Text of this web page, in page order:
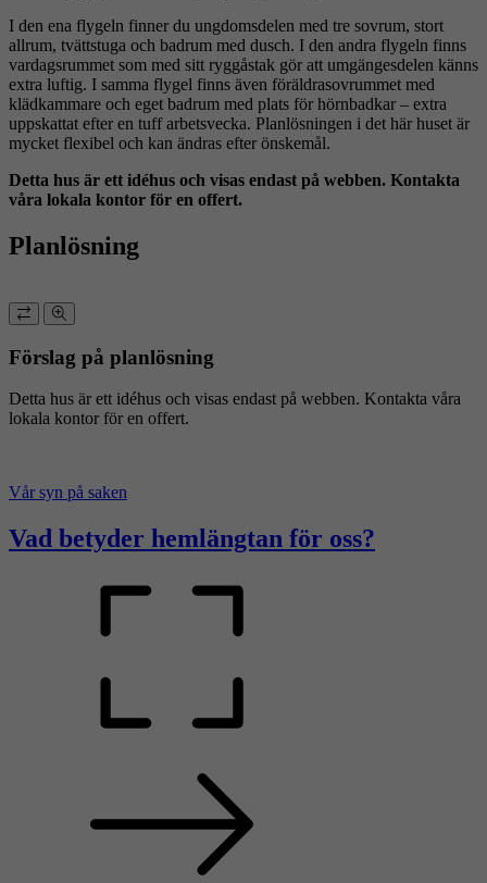
I den ena flygeln finner du ungdomsdelen med tre sovrum, stort
allrum, tvättstuga och badrum med dusch. I den andra flygeln finns
vardagsrummet som med sitt ryggåstak gör att umgängesdelen känns
extra luftig. I samma flygel finns även föräldrasovrummet med
klädkammare och eget badrum med plats för hörnbadkar – extra
uppskattat efter en tuff arbetsvecka. Planlösningen i det här huset är
mycket flexibel och kan ändras efter önskemål.
Detta hus är ett idéhus och visas endast på webben. Kontakta
våra lokala kontor för en offert.
Planlösning
Förslag på planlösning
Detta hus är ett idéhus och visas endast på webben. Kontakta våra
lokala kontor för en offert.
Vår syn på saken
Vad betyder hemlängtan för oss?